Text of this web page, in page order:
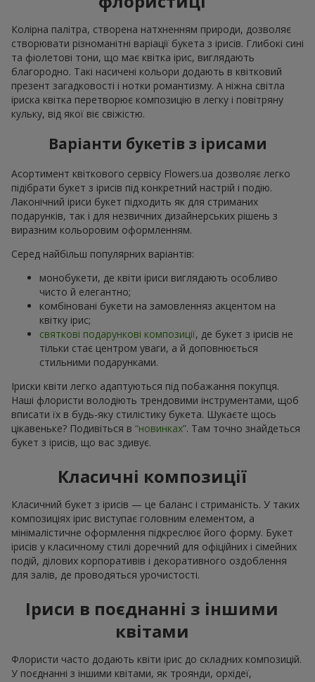
Колірна палітра, створена натхненням природи, дозволяє
створювати різноманітні варіації букета з ірисів. Глибокі сині
та фіолетові тони, що має квітка ірис, виглядають
благородно. Такі насичені кольори додають в квітковий
презент загадковості і нотки романтизму. А ніжна світла
іриска квітка перетворює композицію в легку і повітряну
кульку, від якої віє свіжістю.
Варіанти букетів з ірисами
Асортимент квіткового сервісу Flowers.ua дозволяє легко
підібрати букет з ірисів під конкретний настрій і подію.
Лаконічний іриси букет підходить як для стриманих
подарунків, так і для незвичних дизайнерських рішень з
виразним кольоровим оформленням.
Серед найбільш популярних варіантів:
монобукети, де квіти іриси виглядають особливо
чисто й елегантно;
комбіновані букети на замовленняз акцентом на
квітку ірис;
святкові подарункові композиції, де букет з ірисів не
тільки стає центром уваги, а й доповнюється
стильними подарунками.
Іриски квіти легко адаптуються під побажання покупця.
Наші флористи володіють трендовими інструментами, щоб
вписати їх в будь-яку стилістику букета. Шукаєте щось
цікавеньке? Подивіться в “новинках”. Там точно знайдеться
букет з ірисів, що вас здивує.
Класичні композиції
Класичний букет з ірисів — це баланс і стриманість. У таких
композиціях ірис виступає головним елементом, а
мінімалістичне оформлення підкреслює його форму. Букет
ірисів у класичному стилі доречний для офіційних і сімейних
подій, ділових корпоративів і декоративного оздоблення
для залів, де проводяться урочистості.
Іриси в поєднанні з іншими
квітами
Флористи часто додають квіти ірис до складних композицій.
У поєднанні з іншими квітами, як троянди, орхідеї,